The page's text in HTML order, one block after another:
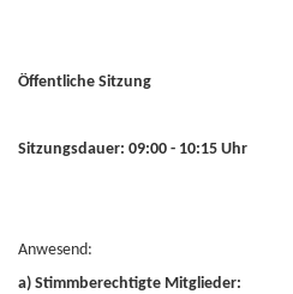
Öffentliche Sitzung
Sitzungsdauer: 09:00 - 10:15 Uhr
Anwesend:
a) Stimmberechtigte Mitglieder: